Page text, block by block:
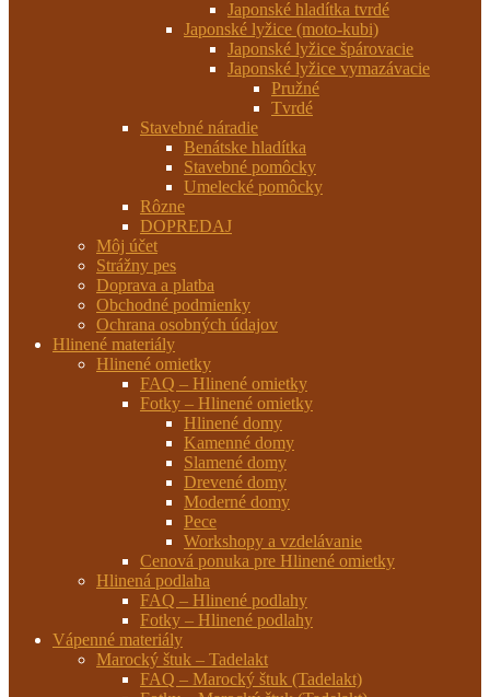
Japonské hladítka tvrdé
Japonské lyžice (moto-kubi)
Japonské lyžice špárovacie
Japonské lyžice vymazávacie
Pružné
Tvrdé
Stavebné náradie
Benátske hladítka
Stavebné pomôcky
Umelecké pomôcky
Rôzne
DOPREDAJ
Môj účet
Strážny pes
Doprava a platba
Obchodné podmienky
Ochrana osobných údajov
Hlinené materiály
Hlinené omietky
FAQ – Hlinené omietky
Fotky – Hlinené omietky
Hlinené domy
Kamenné domy
Slamené domy
Drevené domy
Moderné domy
Pece
Workshopy a vzdelávanie
Cenová ponuka pre Hlinené omietky
Hlinená podlaha
FAQ – Hlinené podlahy
Fotky – Hlinené podlahy
Vápenné materiály
Marocký štuk – Tadelakt
FAQ – Marocký štuk (Tadelakt)